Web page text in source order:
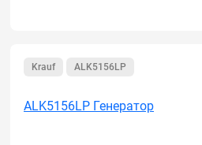
Krauf ALK5156LP
ALK5156LP Генератор